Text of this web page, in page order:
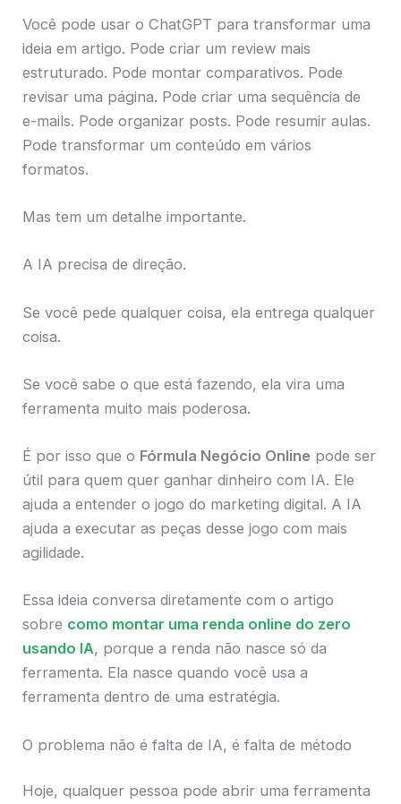
Você pode usar o ChatGPT para transformar uma
ideia em artigo. Pode criar um review mais
estruturado. Pode montar comparativos. Pode
revisar uma página. Pode criar uma sequência de
e-mails. Pode organizar posts. Pode resumir aulas.
Pode transformar um conteúdo em vários
formatos.
Mas tem um detalhe importante.
A IA precisa de direção.
Se você pede qualquer coisa, ela entrega qualquer
coisa.
Se você sabe o que está fazendo, ela vira uma
ferramenta muito mais poderosa.
É por isso que o Fórmula Negócio Online pode ser
útil para quem quer ganhar dinheiro com IA. Ele
ajuda a entender o jogo do marketing digital. A IA
ajuda a executar as peças desse jogo com mais
agilidade.
Essa ideia conversa diretamente com o artigo
sobre como montar uma renda online do zero
usando IA, porque a renda não nasce só da
ferramenta. Ela nasce quando você usa a
ferramenta dentro de uma estratégia.
O problema não é falta de IA, é falta de método
Hoje, qualquer pessoa pode abrir uma ferramenta